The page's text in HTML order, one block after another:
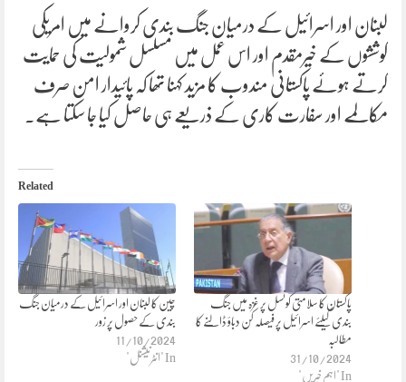
لبنان اور اسرائیل کے درمیان جنگ بندی کروانے میں امریکی
کوششوں کے خیرمقدم اور اس عمل میں مسلسل شمولیت کی حمایت
کرتے ہوئے پاکستانی مندوب کا مزید کہنا تھا کہ پائیدار امن صرف
مکالمے اور سفارت کاری کے ذریعے ہی حاصل کیا جا سکتا ہے۔
Related
چین کا لبنان اور اسرائیل کے درمیان جنگ
بندی کے حصول پر زور
11/10/2024
In "انٹرنیشنل"
پاکستان کا سلامتی کونسل پر غزہ میں جنگ
بندی کیلئے اسرائیل پر فیصلہ کن دباؤ ڈالنے کا
مطالبہ
31/10/2024
In "اہم خبریں"